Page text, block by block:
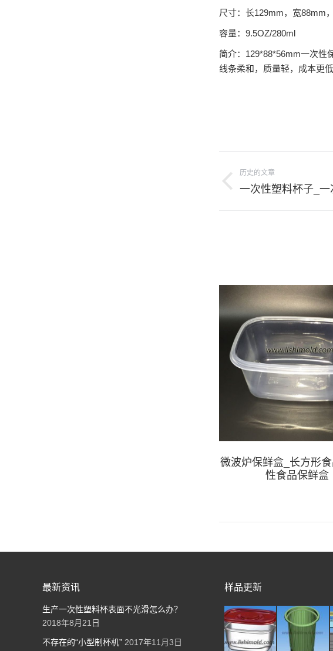
尺寸：长129mm，宽88mm
容量：9.5OZ/280ml
简介：129*88*56mm一次性
线条柔和，质量轻，成本更
目
导
历史的文章
上
一次性塑料杯子_
微波炉保鲜盒_长方形
性食品保鲜盒
最新资讯
生产一次性塑料杯表面不光滑怎么办？
2018年8月21日
不存在的“小型制杯机” 2017年11月3日
样品更新